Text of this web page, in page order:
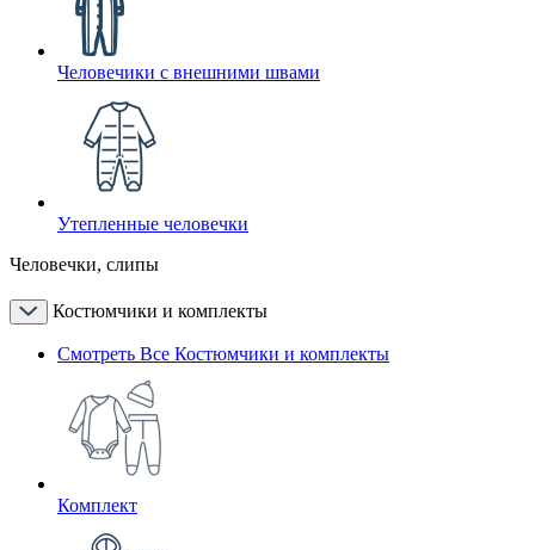
Человечики с внешними швами
Утепленные человечки
Человечки, слипы
Костюмчики и комплекты
Смотреть Все Костюмчики и комплекты
Комплект